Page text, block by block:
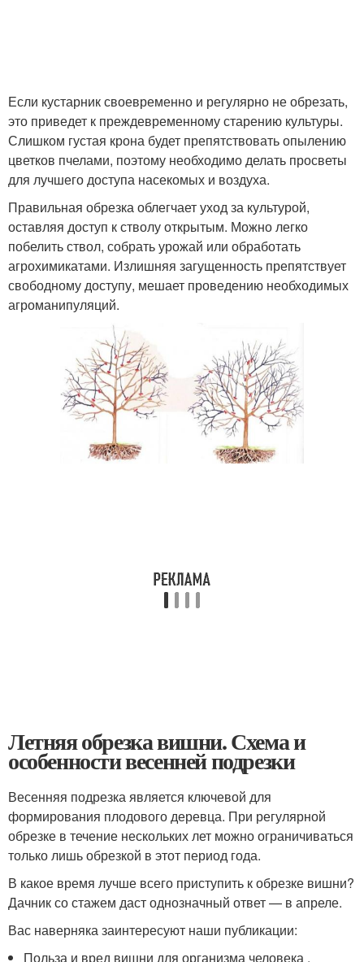
Если кустарник своевременно и регулярно не обрезать,
это приведет к преждевременному старению культуры.
Слишком густая крона будет препятствовать опылению
цветков пчелами, поэтому необходимо делать просветы
для лучшего доступа насекомых и воздуха.
Правильная обрезка облегчает уход за культурой,
оставляя доступ к стволу открытым. Можно легко
побелить ствол, собрать урожай или обработать
агрохимикатами. Излишняя загущенность препятствует
свободному доступу, мешает проведению необходимых
агроманипуляций.
Летняя обрезка вишни. Схема и
особенности весенней подрезки
Весенняя подрезка является ключевой для
формирования плодового деревца. При регулярной
обрезке в течение нескольких лет можно ограничиваться
только лишь обрезкой в этот период года.
В какое время лучше всего приступить к обрезке вишни?
Дачник со стажем даст однозначный ответ — в апреле.
Вас наверняка заинтересуют наши публикации:
Польза и вред вишни для организма человека .